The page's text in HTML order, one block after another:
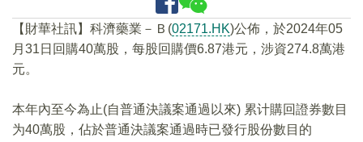
【財華社訊】科濟藥業－Ｂ(02171.HK)公佈，於2024年05
月31日回購40萬股，每股回購價6.87港元，涉資274.8萬港
元。
本年內至今為止(自普通決議案通過以來) 累计購回證券數目
为40萬股，佔於普通決議案通過時已發行股份數目的